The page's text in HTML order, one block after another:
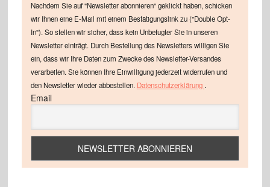
Nachdem Sie auf "Newsletter abonnieren" geklickt haben, schicken
wir Ihnen eine E-Mail mit einem Bestätigungslink zu ("Double Opt-
In"). So stellen wir sicher, dass kein Unbefugter Sie in unseren
Newsletter einträgt. Durch Bestellung des Newsletters willigen Sie
ein, dass wir Ihre Daten zum Zwecke des Newsletter-Versandes
verarbeiten. Sie können Ihre Einwilligung jederzeit widerrufen und
den Newsletter wieder abbestellen. Datenschutzerklärung .
Email